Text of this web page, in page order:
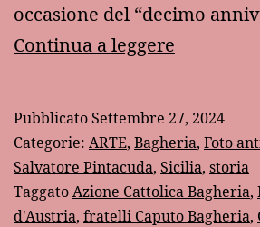
occasione del “decimo
Continua a leggere
del
1942
PubblicatoSettembre 27, 2024
Categorie: ARTE, Bagheria, Foto
Salvatore Pintacuda, Sicilia, storia
TaggatoAzione Cattolica Bagheria,
d'Austria, fratelli Caputo Bagheria,